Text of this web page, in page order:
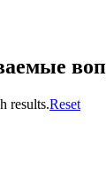
results.Reset